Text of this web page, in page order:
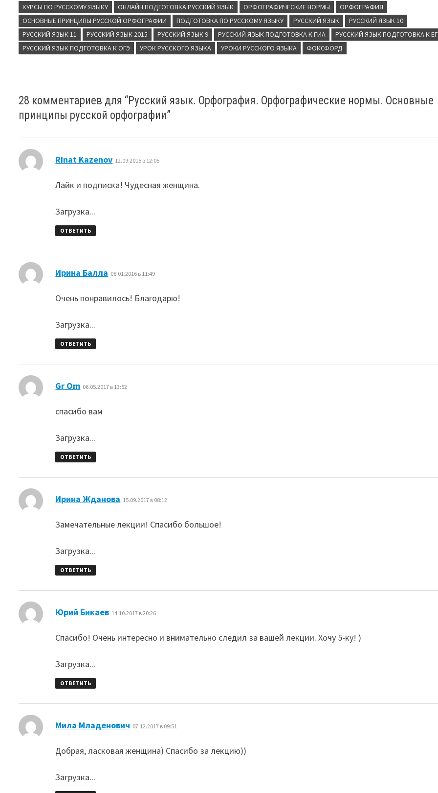
КУРСЫ ПО РУССКОМУ ЯЗЫКУ
ОНЛАЙН ПОДГОТОВКА РУССКИЙ ЯЗЫК ОРФОГРАФИЧЕСКИЕ НОРМЫ
ОРФОГРАФИЯ
ОСНОВНЫЕ ПРИНЦИПЫ РУССКОЙ ОРФОГРАФИИ
ПОДГОТОВКА ПО РУССКОМУ ЯЗЫКУ РУССКИЙ ЯЗЫК
РУССКИЙ ЯЗЫК 10
РУССКИЙ ЯЗЫК 11
РУССКИЙ ЯЗЫК 2015 РУССКИЙ ЯЗЫК 9 РУССКИЙ ЯЗЫК ПОДГОТОВКА К ГИА
РУССКИЙ ЯЗЫК ПОДГОТОВКА К
РУССКИЙ ЯЗЫК ПОДГОТОВКА К ОГЭ
УРОК РУССКОГО ЯЗЫКА УРОКИ РУССКОГО ЯЗЫКА ФОКСФОРД
28 комментариев для “Русский язык. Орфография. Орфографические нормы. Основные
принципы русской орфографии”
Rinat Kazenov 12.09.2015 в 12:05
Лайк и подписка! Чудесная женщина.
Загрузка...
ОТВЕТИТЬ
Ирина Балла 08.01.2016 в 11:49
Очень понравилось! Благодарю!
Загрузка...
ОТВЕТИТЬ
Gr Om 06.05.2017 в 13:52
спасибо вам
Загрузка...
ОТВЕТИТЬ
Ирина Жданова 15.09.2017 в 08:12
Замечательные лекции! Спасибо большое!
Загрузка...
ОТВЕТИТЬ
Юрий Бикаев 14.10.2017 в 20:26
Спасибо! Очень интересно и внимательно следил за вашей лекции. Хочу 5-ку! )
Загрузка...
ОТВЕТИТЬ
Мила Младенович 07.12.2017 в 09:51
Добрая, ласковая женщина) Спасибо за лекцию))
Загрузка...